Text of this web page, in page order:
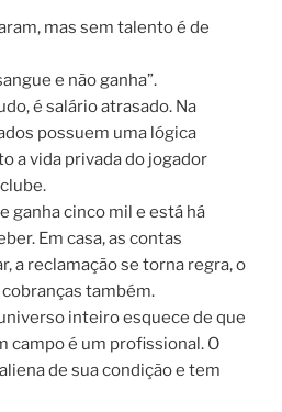
mas sem talento é de
e não ganha”.
é salário atrasado. Na
possuem uma lógica
a vida privada do jogador
ganha cinco mil e está há
Em casa, as contas
a reclamação se torna regra, o
também.
inteiro esquece de que
campo é um profissional. O
de sua condição e tem